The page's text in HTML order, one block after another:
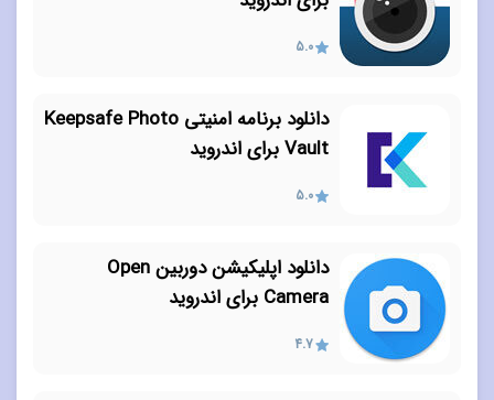
5.0
دانلود برنامه امنیتی Keepsafe Photo
Vault برای اندروید
5.0
دانلود اپلیکیشن دوربین Open
Camera برای اندروید
4.7